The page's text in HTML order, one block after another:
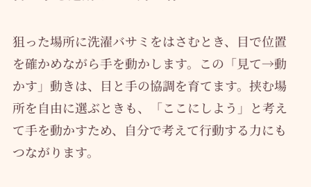
狙った場所に洗濯バサミをはさむとき、目で位置
を確かめながら手を動かします。この「見て→動
かす」動きは、目と手の協調を育てます。挟む場
所を自由に選ぶときも、「ここにしよう」と考え
て手を動かすため、自分で考えて行動する力にも
つながります。